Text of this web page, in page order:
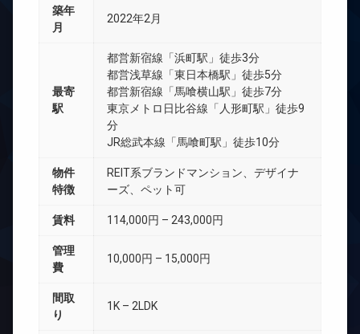
築年
月
2022年2月
最寄
駅
都営新宿線「浜町駅」徒歩3分
都営浅草線「東日本橋駅」徒歩5分
都営新宿線「馬喰横山駅」徒歩7分
東京メトロ日比谷線「人形町駅」徒歩9
分
JR総武本線「馬喰町駅」徒歩10分
物件
特徴
REIT系ブランドマンション、デザイナ
ーズ、ペット可
賃料 114,000円 – 243,000円
管理
費
10,000円 – 15,000円
間取
り
1K – 2LDK